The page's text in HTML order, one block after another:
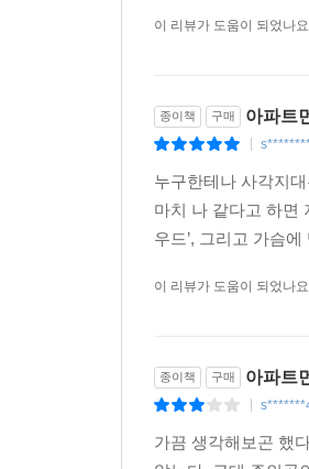
어느 기묘한 커플과 그
능숙하게 짜인 소설. 이
이 리뷰가 도움이 되었나
종이책 구매 아파트
누구한테나 사각지
마치 나 같다고 하면
우드’, 그리고 가슴
이 리뷰가 도움이 되었나
종이책 구매 아파트
가끔 생각해보곤 했